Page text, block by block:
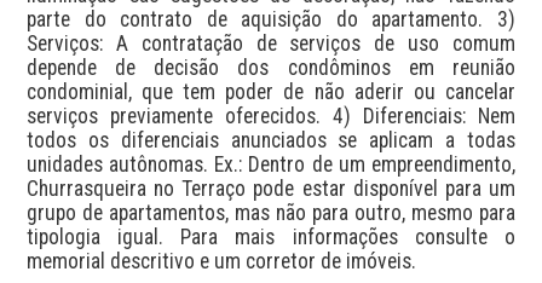
parte do contrato de aquisição do apartamento. 3)
Serviços: A contratação de serviços de uso comum
depende de decisão dos condôminos em reunião
condominial, que tem poder de não aderir ou cancelar
serviços previamente oferecidos. 4) Diferenciais: Nem
todos os diferenciais anunciados se aplicam a todas
unidades autônomas. Ex.: Dentro de um empreendimento,
Churrasqueira no Terraço pode estar disponível para um
grupo de apartamentos, mas não para outro, mesmo para
tipologia igual. Para mais informações consulte o
memorial descritivo e um corretor de imóveis.